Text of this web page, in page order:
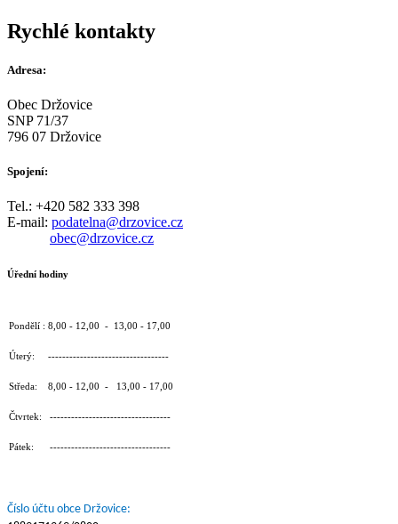
Rychlé kontakty
Adresa:
Obec Držovice
SNP 71/37
796 07 Držovice
Spojení:
Tel.: +420 582 333 398
E-mail: podatelna@drzovice.cz
obec@drzovice.cz
Úřední hodiny
Pondělí : 8,00 - 12,00 - 13,00 - 17,00
Úterý: ----------------------------------
Středa: 8,00 - 12,00 - 13,00 - 17,00
Čtvrtek: ----------------------------------
Pátek: ----------------------------------
Číslo účtu obce Držovice: